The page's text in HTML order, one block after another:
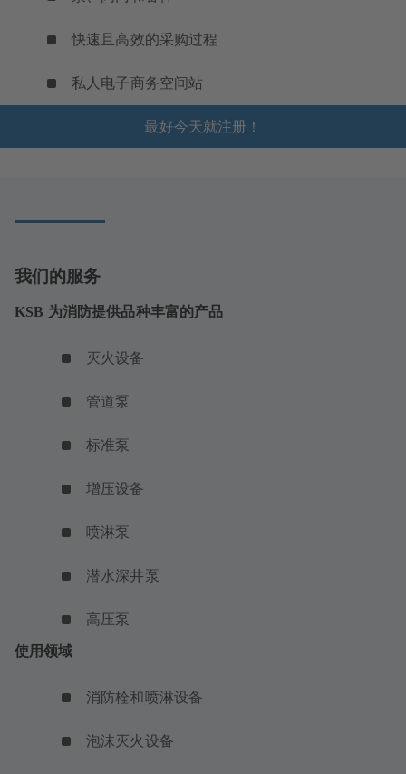
快速且高效的采购过程
私人电子商务空间站
最好今天就注册！
我们的服务
KSB 为消防提供品种丰富的产品
灭火设备
管道泵
标准泵
增压设备
喷淋泵
潜水深井泵
高压泵
使用领域
消防栓和喷淋设备
泡沫灭火设备